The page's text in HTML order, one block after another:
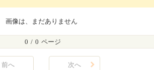
画像は、まだありません
0 / 0 ページ
前へ 次へ